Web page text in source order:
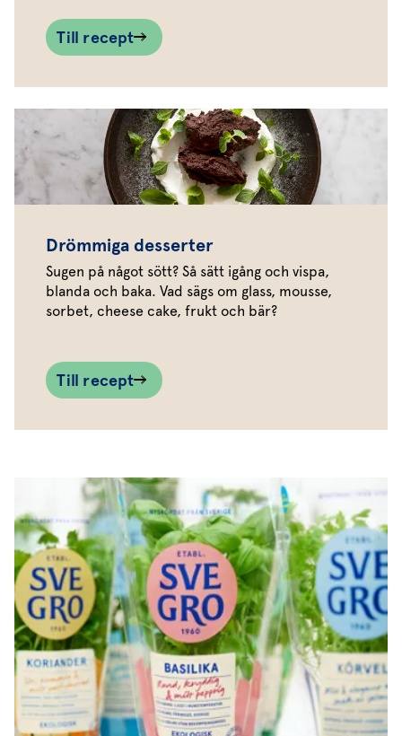
Till recept
Drömmiga desserter
Sugen på något sött? Så sätt igång och vispa,
blanda och baka. Vad sägs om glass, mousse,
sorbet, cheese cake, frukt och bär?
Till recept